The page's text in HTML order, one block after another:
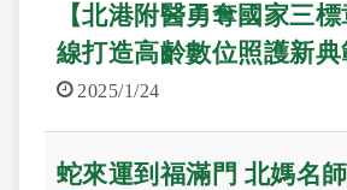
【北港附醫勇奪國家三
線打造高齡數位照護新
鄉健康與數位落差
2025/1/24
蛇來運到福滿門 北媽名